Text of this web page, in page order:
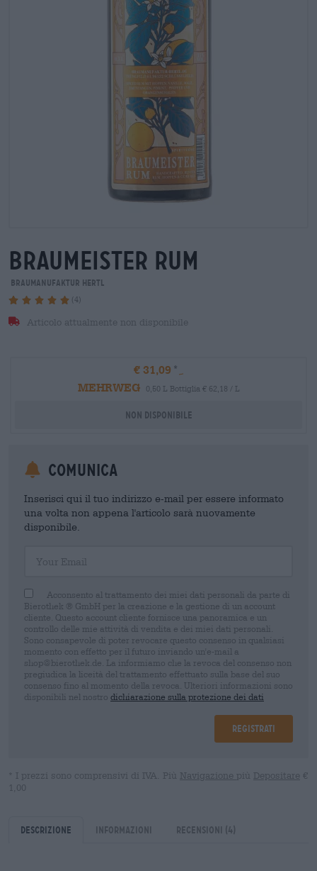
braumeister rum
Braumanufaktur Hertl
(4)
Articolo attualmente non disponibile
€ 31,09
MEHRWEG
0,50 L Bottiglia € 62,18 / L
Non disponibile
Comunica
Inserisci qui il tuo indirizzo e-mail per essere informato
una volta non appena l'articolo sarà nuovamente
disponibile.
Acconsento al trattamento dei miei dati personali da parte di
Bierothek ® GmbH per la creazione e la gestione di un account
cliente. Questo account cliente fornisce una panoramica e un
controllo delle mie attività di vendita e dei miei dati personali.
Sono consapevole di poter revocare questo consenso in qualsiasi
momento con effetto per il futuro inviando un'e-mail a
shop@bierothek.de. La informiamo che la revoca del consenso non
pregiudica la liceità del trattamento effettuato sulla base del suo
consenso fino al momento della revoca. Ulteriori informazioni sono
disponibili nel nostro dichiarazione sulla protezione dei dati
Registrati
* I prezzi sono comprensivi di IVA. Più Navigazione più Depositare €
1,00
Descrizione Informazioni Recensioni (4)